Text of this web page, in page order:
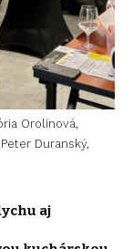
Orolinová,
Duranský,
aj